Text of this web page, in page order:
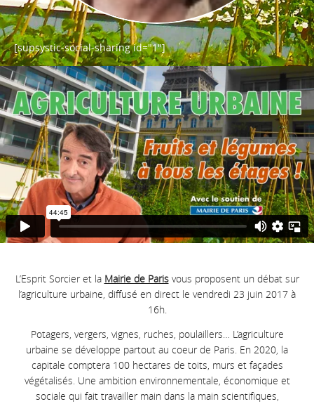
[supsystic-social-sharing id="1"]
L’Esprit Sorcier et la Mairie de Parisvous proposent un débat sur
l’agriculture urbaine, diffusé en direct le vendredi 23 juin 2017 à
16h.
Potagers, vergers, vignes, ruches, poulaillers… L’agriculture
urbaine se développe partout au coeur de Paris. En 2020, la
capitale comptera 100 hectares de toits, murs et façades
végétalisés. Une ambition environnementale, économique et
sociale qui fait travailler main dans la main scientifiques,